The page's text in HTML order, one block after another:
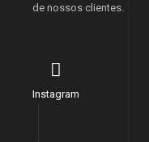
de nossos clientes.
Instagram